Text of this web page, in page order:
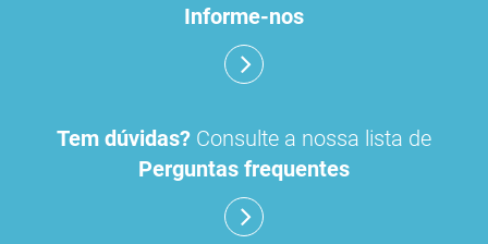
Informe-nos
Tem dúvidas? Consulte a nossa lista de
Perguntas frequentes